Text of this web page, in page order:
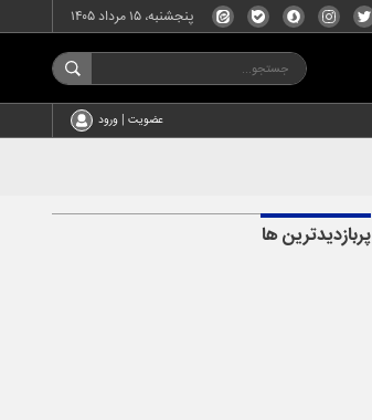
پنجشنبه، ۱۵ مرداد ۱۴۰۵
عضویت | ورود
پربازدیدترین ها